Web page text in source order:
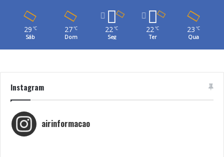
29 ℃
Sáb
27 ℃
Dom
22℃
Seg
22℃
Ter
23 ℃
Qua
Instagram
airinformacao